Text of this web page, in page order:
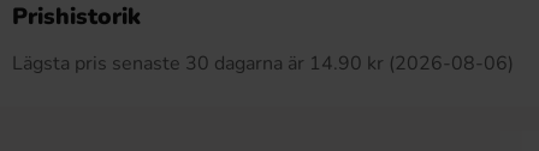
Prishistorik
Lägsta pris senaste 30 dagarna är 14.90 kr (2026-08-06)